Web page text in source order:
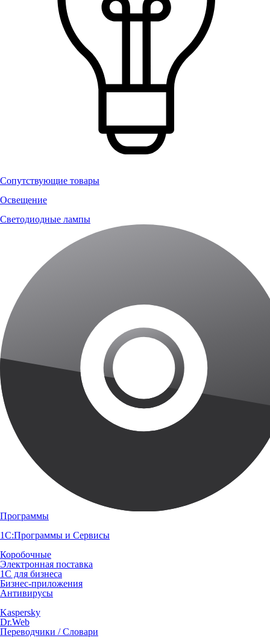
Сопутствующие товары
Освещение
Светодиодные лампы
Программы
1С:Программы и Сервисы
Коробочные
Электронная поставка
1С для бизнеса
Бизнес-приложения
Антивирусы
Kaspersky
Dr.Web
Переводчики / Словари